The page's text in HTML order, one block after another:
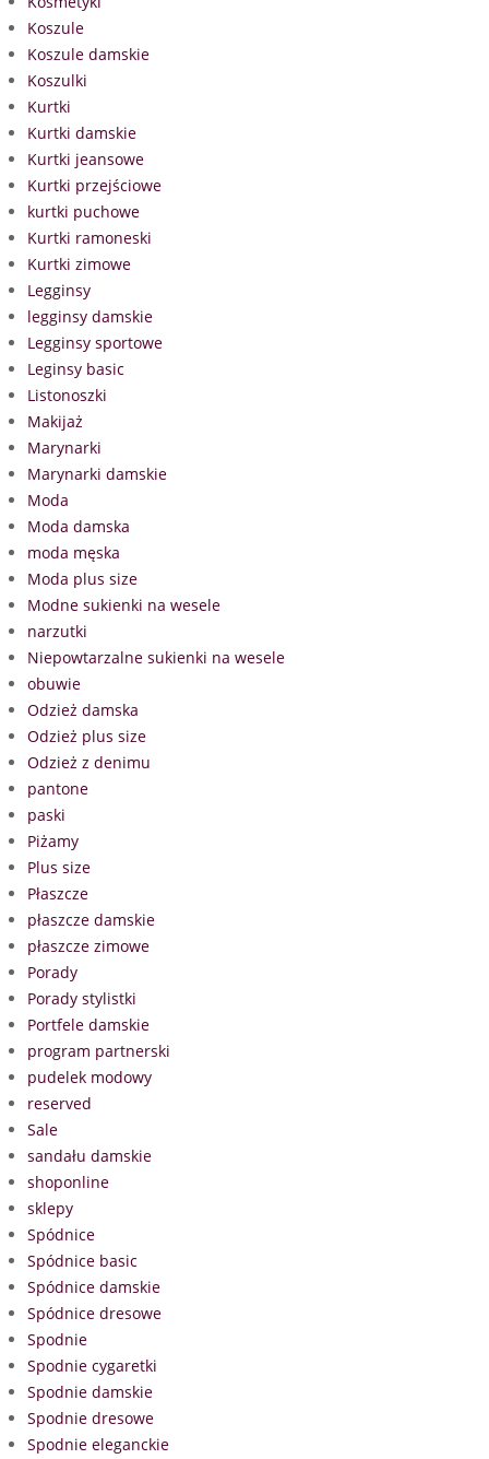
Koszule
Koszule damskie
Koszulki
Kurtki
Kurtki damskie
Kurtki jeansowe
Kurtki przejściowe
kurtki puchowe
Kurtki ramoneski
Kurtki zimowe
Legginsy
legginsy damskie
Legginsy sportowe
Leginsy basic
Listonoszki
Makijaż
Marynarki
Marynarki damskie
Moda
Moda damska
moda męska
Moda plus size
Modne sukienki na wesele
narzutki
Niepowtarzalne sukienki na wesele
obuwie
Odzież damska
Odzież plus size
Odzież z denimu
pantone
paski
Piżamy
Plus size
Płaszcze
płaszcze damskie
płaszcze zimowe
Porady
Porady stylistki
Portfele damskie
program partnerski
pudelek modowy
reserved
Sale
sandału damskie
shoponline
sklepy
Spódnice
Spódnice basic
Spódnice damskie
Spódnice dresowe
Spodnie
Spodnie cygaretki
Spodnie damskie
Spodnie dresowe
Spodnie eleganckie